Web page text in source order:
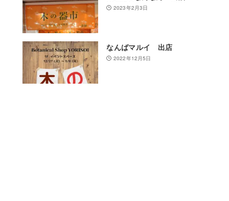
2023年2月3日
なんばマルイ 出店
2022年12月5日